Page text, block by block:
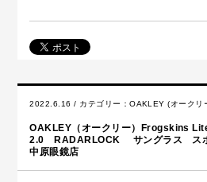
2022.6.16 / カテゴリー：OAKLEY (オークリ
OAKLEY（オークリー）Frogskins
2.0 RADARLOCK サングラス ス
中原眼鏡店